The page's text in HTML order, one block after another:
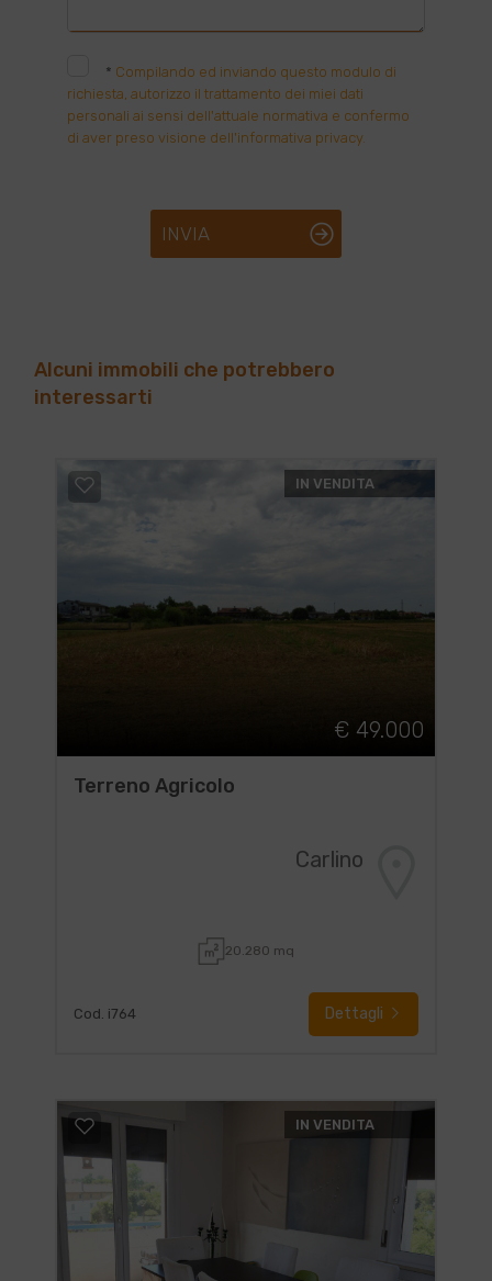
* Compilando ed inviando questo modulo di
richiesta, autorizzo il trattamento dei miei dati
personali ai sensi dell'attuale normativa e confermo
di aver preso visione dell'informativa privacy.
INVIA
Alcuni immobili che potrebbero
interessarti
IN VENDITA
€ 49.000
Terreno Agricolo
Carlino
20.280 mq
Cod. i764 Dettagli
IN VENDITA